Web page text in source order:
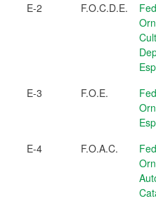
E-2
F.O.C.D.E.
E-3
F.O.E.
E-4
F.O.A.C.